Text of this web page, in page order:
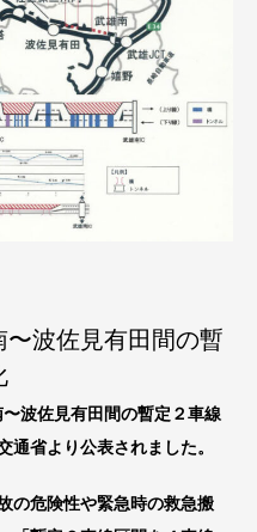
波佐見有田間の暫
波佐見有田間の暫定２車線
通省より公表されました。
の危険性や緊急時の救急搬